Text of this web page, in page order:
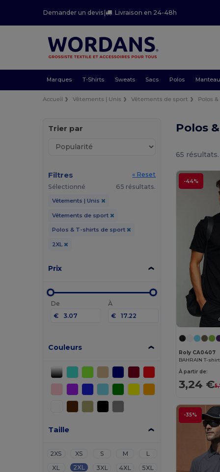
Demander un devis | Livraison en 24-48h
Marques T-Shirts Sweats Sacs Polos
Accueil Vêtements | Unis Vêtements de sport Polos
Trier par
Filtres
« Reset
Sélectionné
65 résultats.
Vêtements | Unis
Vêtements de sport
Polos & T-shirts de sport
2XL
Prix
De
€
À
€
Couleurs
Taille
2XS XS S M
L
XL
2XL 3XL 4XL
5XL
Polos
65 résultats.
-44%
Roly CA0407
À partir de:
3,24 €
-35%